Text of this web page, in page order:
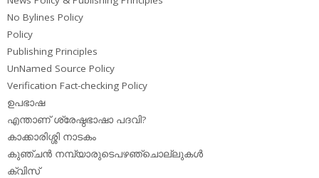
No Bylines Policy
Policy
Publishing Principles
UnNamed Source Policy
Verification Fact-checking Policy
ഉപഭാഷ
എന്താണ് ശ്രേഷ്ഠഭാഷാ പദവി?
കാക്കാരിശ്ശി നാടകം
കുഞ്ചന്‍ നമ്പ്യാരുടെപഴഞ്ചൊല്ലുകള്‍
ക്വിസ്